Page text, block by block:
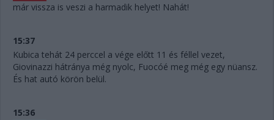
már vissza is veszi a harmadik helyet! Nahát!
15:37
Kubica tehát 24 perccel a vége előtt 11 és féllel vezet,
Giovinazzi hátránya még nyolc, Fuocóé meg még egy nüansz.
És hat autó körön belül.
15:36